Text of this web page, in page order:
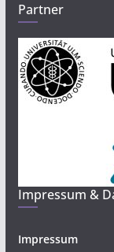
Partner
Impressum &
Impressum